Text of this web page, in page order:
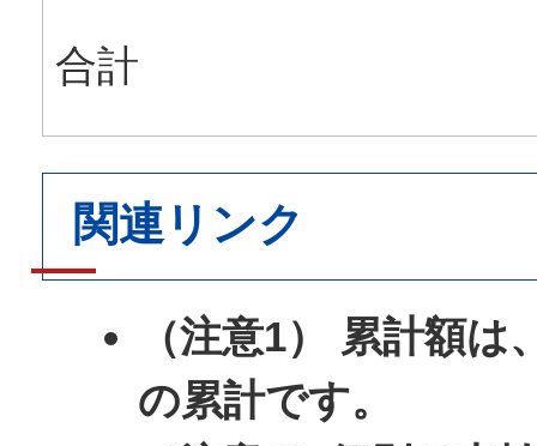
合計
関連リンク
（注意1） 累計額は
の累計です。